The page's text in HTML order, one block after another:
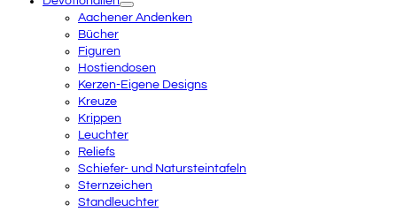
Aachener Andenken
Bücher
Figuren
Hostiendosen
Kerzen-Eigene Designs
Kreuze
Krippen
Leuchter
Reliefs
Schiefer- und Natursteintafeln
Sternzeichen
Standleuchter